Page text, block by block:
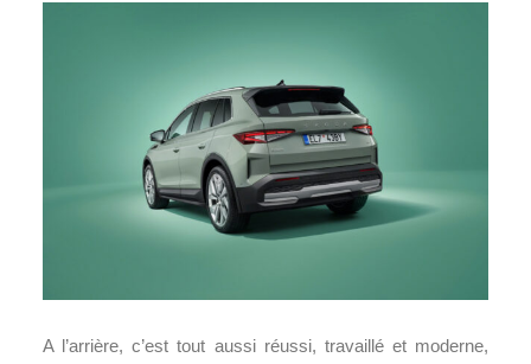
A l’arrière, c’est tout aussi réussi, travaillé et moderne,